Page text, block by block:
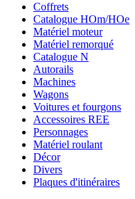
Coffrets
Catalogue HOm/HOe
Matériel moteur
Matériel remorqué
Catalogue N
Autorails
Machines
Wagons
Voitures et fourgons
Accessoires REE
Personnages
Matériel roulant
Décor
Divers
Plaques d'itinéraires